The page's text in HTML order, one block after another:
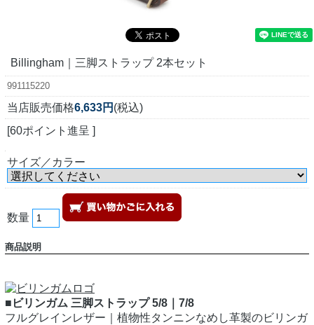
Billingham｜三脚ストラップ 2本セット
991115220
当店販売価格6,633円 (税込)
[60ポイント進呈 ]
サイズ／カラー
数量
商品説明
■ビリンガム 三脚ストラップ 5/8｜7/8
フルグレインレザー｜植物性タンニンなめし革製のビリンガ